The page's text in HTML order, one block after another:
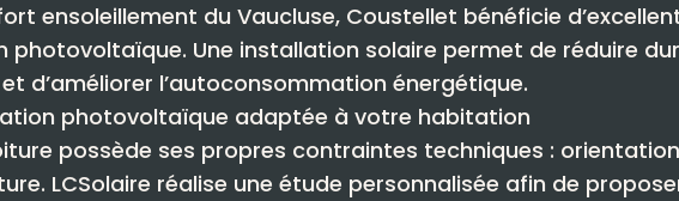
ensoleillement du Vaucluse, Coustellet bénéficie
photovoltaïque. Une installation solaire permet de réduire
d’améliorer l’autoconsommation énergétique.
photovoltaïque adaptée à votre habitation
possède ses propres contraintes techniques :
LCSolaire réalise une étude personnalisée afin de